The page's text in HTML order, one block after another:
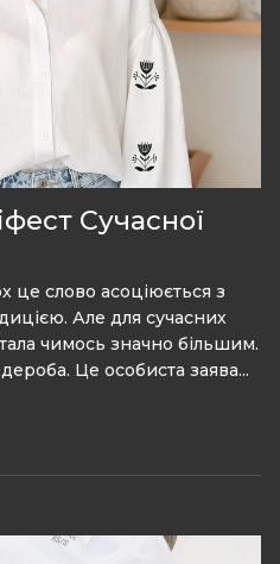
Сучасної
це слово асоціюється з
Але для сучасних
чимось значно більшим.
Це особиста заява...